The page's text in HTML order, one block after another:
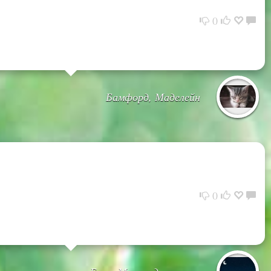
0
Бамфорд, Маделейн
0